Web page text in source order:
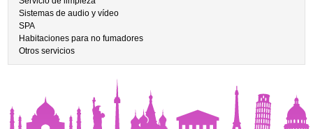
Sistemas de audio y vídeo
SPA
Habitaciones para no fumadores
Otros servicios